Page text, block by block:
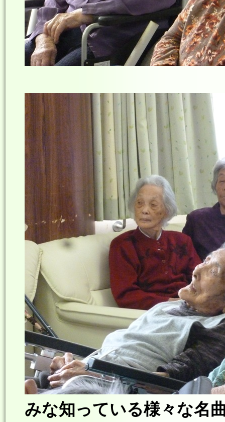
みな知っている様々な名